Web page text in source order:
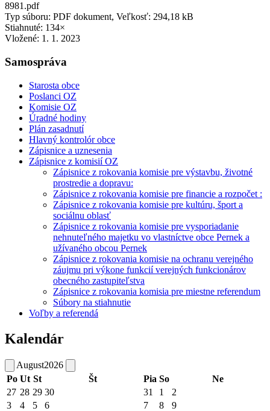
8981.pdf
Typ súboru: PDF dokument, Veľkosť: 294,18 kB
Stiahnuté: 134×
Vložené: 1. 1. 2023
Samospráva
Starosta obce
Poslanci OZ
Komisie OZ
Úradné hodiny
Plán zasadnutí
Hlavný kontrolór obce
Zápisnice a uznesenia
Zápisnice z komisií OZ
Zápisnice z rokovania komisie pre výstavbu, životné
prostredie a dopravu:
Zápisnice z rokovania komisie pre financie a rozpočet :
Zápisnice z rokovania komisie pre kultúru, šport a
sociálnu oblasť
Zápisnice z rokovania komisie pre vysporiadanie
nehnuteľného majetku vo vlastníctve obce Pernek a
užívaného obcou Pernek
Zápisnice z rokovania komisie na ochranu verejného
záujmu pri výkone funkcií verejných funkcionárov
obecného zastupiteľstva
Zápisnice z rokovania komisia pre miestne referendum
Súbory na stiahnutie
Voľby a referendá
Kalendár
August2026
Po Ut St Št Pia So
Ne
27 28 29 30 31 1
2
3
4 5 6 7 8
9